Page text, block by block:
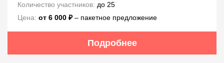
Количество участников: до 25
Цена: от 6 000 ₽– пакетное предложение
Подробнее